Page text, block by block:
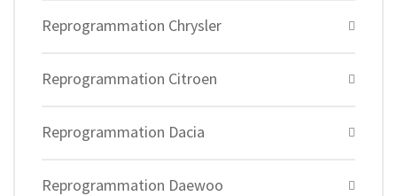
Reprogrammation Chrysler
Reprogrammation Citroen
Reprogrammation Dacia
Reprogrammation Daewoo